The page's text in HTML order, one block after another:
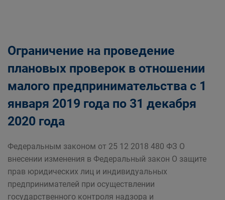
Ограничение на проведение
плановых проверок в отношении
малого предпринимательства с 1
января 2019 года по 31 декабря
2020 года
Федеральным законом от 25 12 2018 480 ФЗ О
внесении изменения в Федеральный закон О защите
прав юридических лиц и индивидуальных
предпринимателей при осуществлении
государственного контроля надзора и